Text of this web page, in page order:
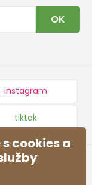
OK
instagram
tiktok
cookies a